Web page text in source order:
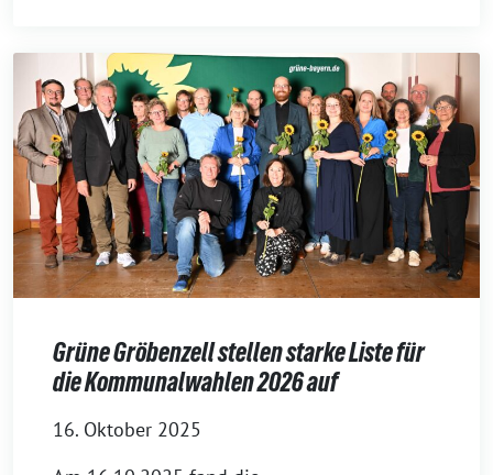
Grüne Gröbenzell stellen starke Liste für
die Kommunalwahlen 2026 auf
16. Oktober 2025